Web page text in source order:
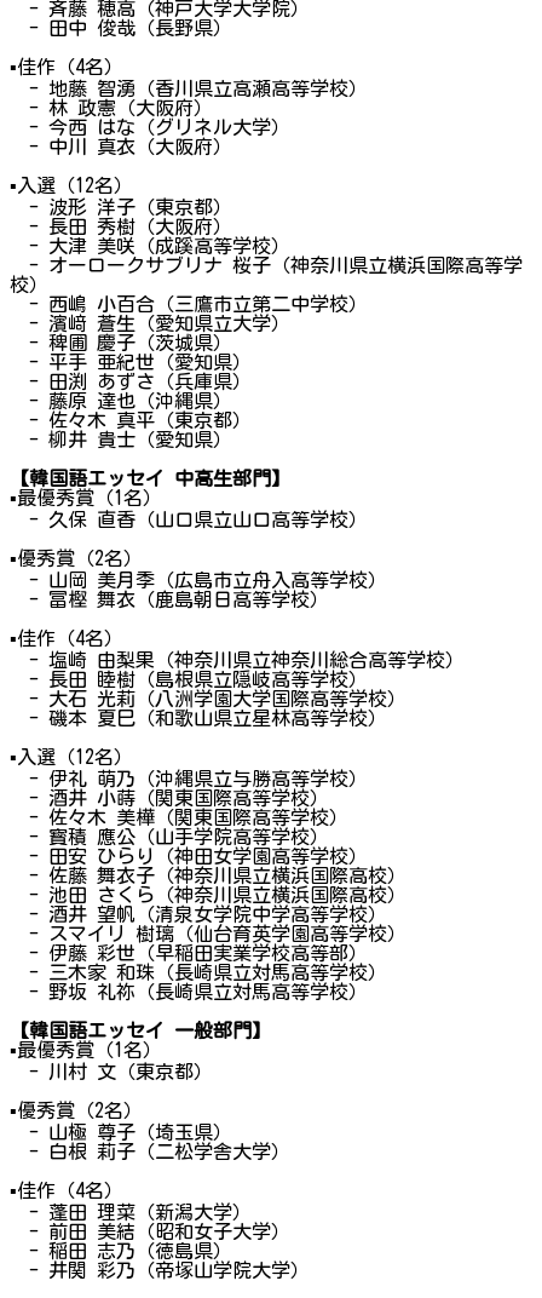
- 斉藤 穂高（神戸大学大学院）
- 田中 俊哉（長野県）
▪佳作（4名）
- 地藤 智湧（香川県立高瀬高等学校）
- 林 政憲（大阪府）
- 今西 はな（グリネル大学）
- 中川 真衣（大阪府）
▪入選（12名）
- 波形 洋子（東京都）
- 長田 秀樹（大阪府）
- 大津 美咲（成蹊高等学校）
- オーロークサブリナ 桜子（神奈川県立横浜国際高等学
校）
- 西嶋 小百合（三鷹市立第二中学校）
- 濱﨑 蒼生（愛知県立大学）
- 稗圃 慶子（茨城県）
- 平手 亜紀世（愛知県）
- 田渕 あずさ（兵庫県）
- 藤原 達也（沖縄県）
- 佐々木 真平（東京都）
- 柳井 貴士（愛知県）
【韓国語エッセイ 中高生部門】
▪最優秀賞（1名）
- 久保 直香（山口県立山口高等学校）
▪優秀賞（2名）
- 山岡 美月季（広島市立舟入高等学校）
- 冨樫 舞衣（鹿島朝日高等学校）
▪佳作（4名）
- 塩崎 由梨果（神奈川県立神奈川総合高等学校）
- 長田 睦樹（島根県立隠岐高等学校）
- 大石 光莉（八洲学園大学国際高等学校）
- 磯本 夏巳（和歌山県立星林高等学校）
▪入選（12名）
- 伊礼 萌乃（沖縄県立与勝高等学校）
- 酒井 小蒔（関東国際高等学校）
- 佐々木 美樺（関東国際高等学校）
- 寳積 應公（山手学院高等学校）
- 田安 ひらり（神田女学園高等学校）
- 佐藤 舞衣子（神奈川県立横浜国際高校）
- 池田 さくら（神奈川県立横浜国際高校）
- 酒井 望帆（清泉女学院中学高等学校）
- スマイリ 樹璃（仙台育英学園高等学校）
- 伊藤 彩世（早稲田実業学校高等部）
- 三木家 和珠（長崎県立対馬高等学校）
- 野坂 礼祢（長崎県立対馬高等学校）
【韓国語エッセイ 一般部門】
▪最優秀賞（1名）
- 川村 文（東京都）
▪優秀賞（2名）
- 山極 尊子（埼玉県）
- 白根 莉子（二松学舎大学）
▪佳作（4名）
- 蓬田 理菜（新潟大学）
- 前田 美結（昭和女子大学）
- 稲田 志乃（徳島県）
- 井関 彩乃（帝塚山学院大学）